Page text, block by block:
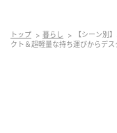
カラー：ミルクス
ント
トップ 暮らし
【シーン別
クト＆超軽量な持ち運びからデ